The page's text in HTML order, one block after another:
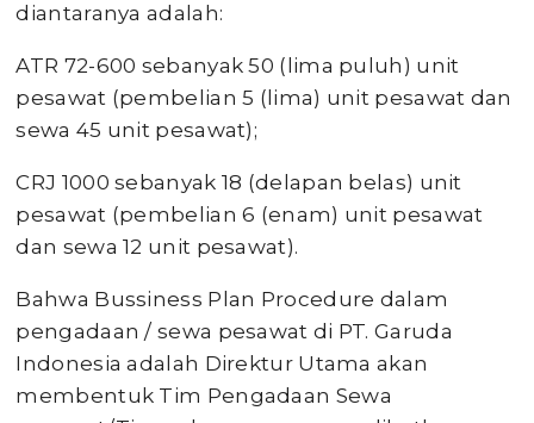
diantaranya adalah:
ATR 72-600 sebanyak 50 (lima puluh) unit
pesawat (pembelian 5 (lima) unit pesawat dan
sewa 45 unit pesawat);
CRJ 1000 sebanyak 18 (delapan belas) unit
pesawat (pembelian 6 (enam) unit pesawat
dan sewa 12 unit pesawat).
Bahwa Bussiness Plan Procedure dalam
pengadaan / sewa pesawat di PT. Garuda
Indonesia adalah Direktur Utama akan
membentuk Tim Pengadaan Sewa